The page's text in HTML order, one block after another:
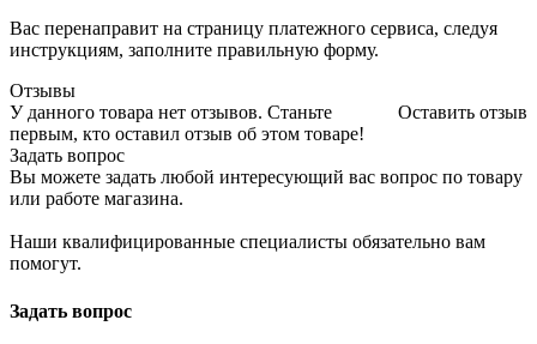
Вас перенаправит на страницу платежного сервиса, следуя
инструкциям, заполните правильную форму.
Отзывы
Оставить отзыв
У данного товара нет отзывов. Станьте
первым, кто оставил отзыв об этом товаре!
Задать вопрос
Вы можете задать любой интересующий вас вопрос по товару
или работе магазина.
Наши квалифицированные специалисты обязательно вам
помогут.
Задать вопрос